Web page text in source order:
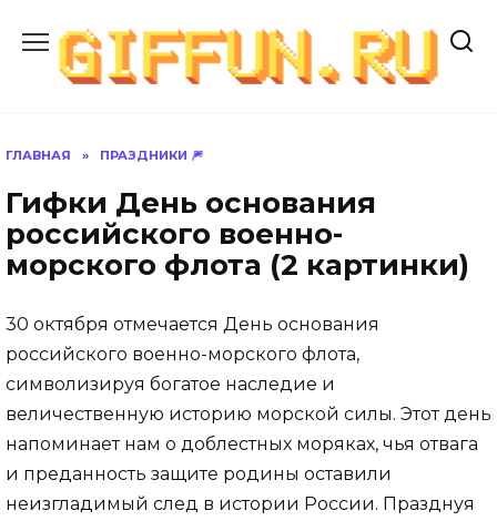
содержанию
ГЛАВНАЯ » ПРАЗДНИКИ 🎆
Гифки День основания
российского военно-
морского флота (2 картинки)
30 октября отмечается День основания
российского военно-морского флота,
символизируя богатое наследие и
величественную историю морской силы. Этот день
напоминает нам о доблестных моряках, чья отвага
и преданность защите родины оставили
неизгладимый след в истории России. Празднуя